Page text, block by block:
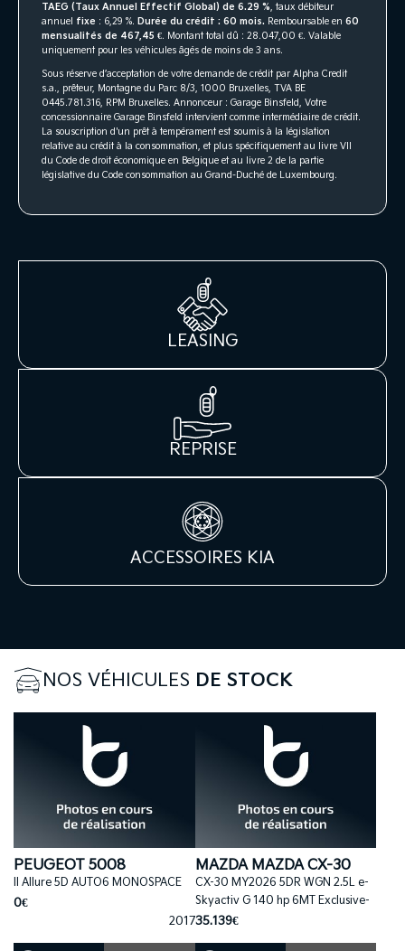
TAEG (Taux Annuel Effectif Global) de 6.29 %, taux débiteur
annuel fixe : 6,29 %. Durée du crédit : 60 mois. Remboursable en 60
mensualités de 467,45 €. Montant total dû : 28.047,00 €. Valable
uniquement pour les véhicules âgés de moins de 3 ans.
Sous réserve d’acceptation de votre demande de crédit par Alpha Credit
s.a., prêteur, Montagne du Parc 8/3, 1000 Bruxelles, TVA BE
0445.781.316, RPM Bruxelles. Annonceur : Garage Binsfeld, Votre
concessionnaire Garage Binsfeld intervient comme intermédiaire de crédit.
La souscription d'un prêt à tempérament est soumis à la législation
relative au crédit à la consommation, et plus spécifiquement au livre VII
du Code de droit économique en Belgique et au livre 2 de la partie
législative du Code consommation au Grand-Duché de Luxembourg.
LEASING
REPRISE
ACCESSOIRES KIA
NOS VÉHICULES DE STOCK
PEUGEOT 5008
II Allure 5D AUTO6 MONOSPACE
0€
2017
MAZDA MAZDA CX-30
CX-30 MY2026 5DR WGN 2.5L e-
Skyactiv G 140 hp 6MT Exclusive-
35.139€